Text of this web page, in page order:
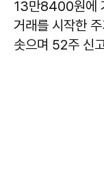
13만8400원에
거래를 시작한
솟으며 52주 신